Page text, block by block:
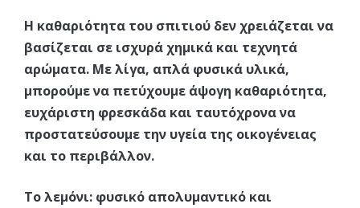
Η καθαριότητα του σπιτιού δεν χρειάζεται να
βασίζεται σε ισχυρά χημικά και τεχνητά
αρώματα. Με λίγα, απλά φυσικά υλικά,
μπορούμε να πετύχουμε άψογη καθαριότητα,
ευχάριστη φρεσκάδα και ταυτόχρονα να
προστατεύσουμε την υγεία της οικογένειας
και το περιβάλλον.
Το λεμόνι: φυσικό απολυμαντικό και